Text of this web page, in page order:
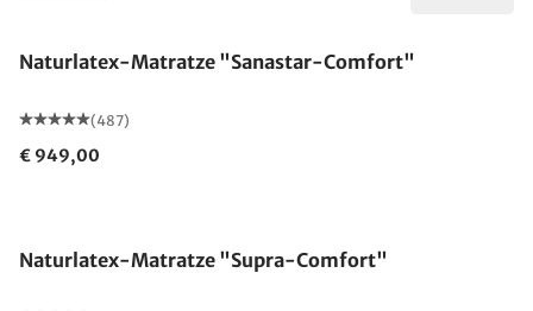
Naturlatex-Matratze "Sanastar-Comfort"
(487)
€ 949,00
Naturlatex-Matratze "Supra-Comfort"